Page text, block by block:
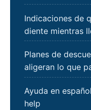
Indicaciones de
diente mientras
Planes de
aligeran lo que
Ayuda en
help